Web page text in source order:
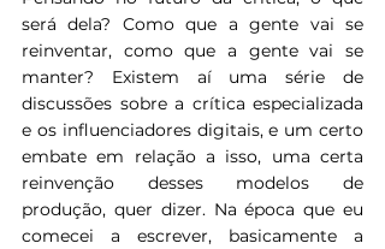
será dela? Como que a gente vai se
reinventar, como que a gente vai se
manter? Existem aí uma série de
discussões sobre a crítica especializada
e os influenciadores digitais, e um certo
embate em relação a isso, uma certa
reinvenção desses modelos de
produção, quer dizer. Na época que eu
comecei a escrever, basicamente a